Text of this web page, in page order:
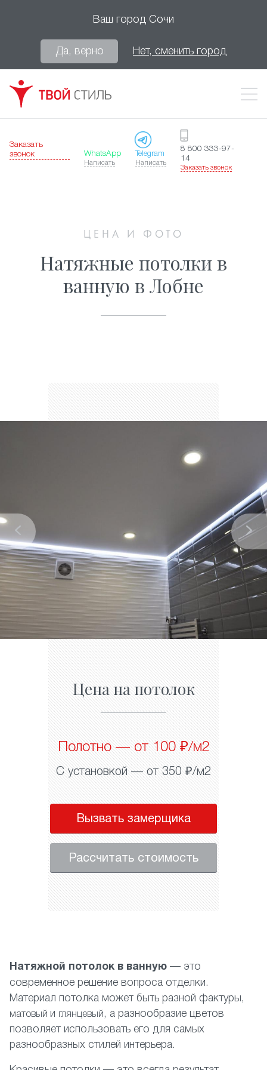
Ваш город Сочи
Да, верно Нет, сменить город
Заказать
звонок
WhatsApp
Написать
Telegram
Написать
8 800 333-97-
14
Заказать звонок
ЦЕНА И ФОТО
Натяжные потолки в
ванную в Лобне
Цена на потолок
Полотно — от 100 ₽/м2
С установкой — от 350 ₽/м2
Вызвать замерщика
Рассчитать стоимость
Натяжной потолок в ванную — это
современное решение вопроса отделки.
Материал потолка может быть разной фактуры,
матовый и глянцевый , а разнообразие цветов
позволяет использовать его для самых
разнообразных стилей интерьера.